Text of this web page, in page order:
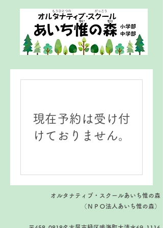
現在予約は受け付
けておりません。
オルタナティブ・スクールあいち惟の森
（​ＮＰＯ法人あいち惟の森）